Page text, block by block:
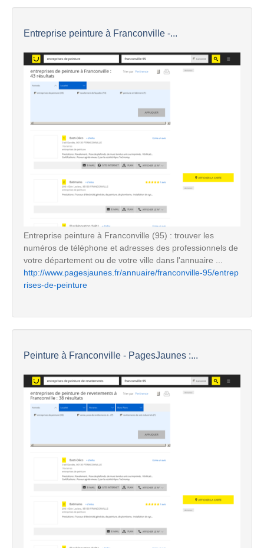
Entreprise peinture à Franconville -...
Entreprise peinture à Franconville (95) : trouver les
numéros de téléphone et adresses des professionnels de
votre département ou de votre ville dans l'annuaire ...
http://www.pagesjaunes.fr/annuaire/franconville-95/entrep
rises-de-peinture
Peinture à Franconville - PagesJaunes :...